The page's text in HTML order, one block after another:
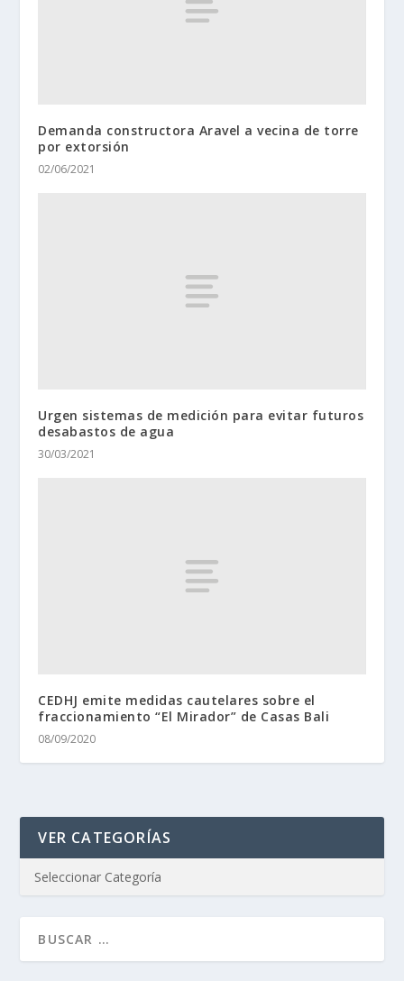
Demanda constructora Aravel a vecina de torre
por extorsión
02/06/2021
Urgen sistemas de medición para evitar futuros
desabastos de agua
30/03/2021
CEDHJ emite medidas cautelares sobre el
fraccionamiento “El Mirador” de Casas Bali
08/09/2020
VER CATEGORÍAS